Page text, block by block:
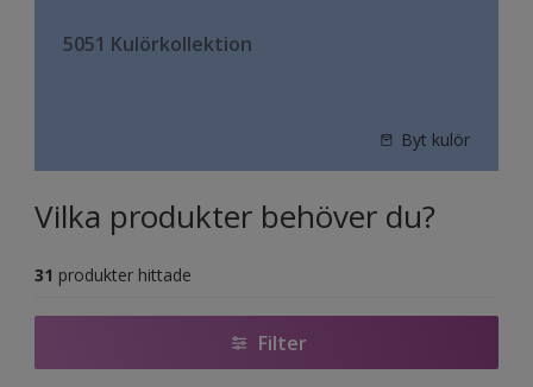
5051 Kulörkollektion
Byt kulör
Vilka produkter behöver du?
31 produkter hittade
Filter